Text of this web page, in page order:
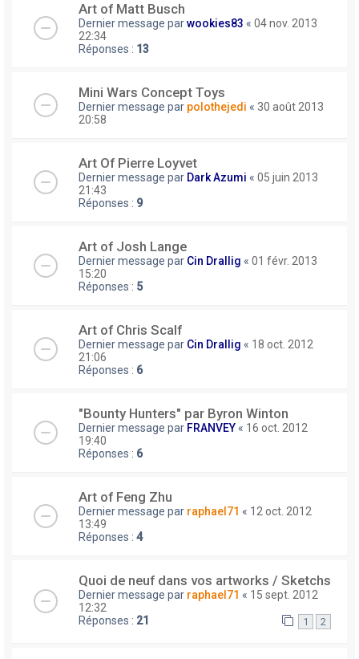
Art of Matt Busch
Dernier message parwookies83 « 04 nov. 2013
22:34
Réponses : 13
Mini Wars Concept Toys
Dernier message par polothejedi « 30 août 2013
20:58
Art Of Pierre Loyvet
Dernier message par Dark Azumi « 05 juin 2013
21:43
Réponses : 9
Art of Josh Lange
Dernier message par Cin Drallig « 01 févr. 2013
15:20
Réponses : 5
Art of Chris Scalf
Dernier message par Cin Drallig « 18 oct. 2012
21:06
Réponses : 6
"Bounty Hunters" par Byron Winton
Dernier message par FRANVEY « 16 oct. 2012
19:40
Réponses : 6
Art of Feng Zhu
Dernier message par raphael71 « 12 oct. 2012
13:49
Réponses : 4
Quoi de neuf dans vos artworks / Sketchs
Dernier message par raphael71 « 15 sept. 2012
12:32
Réponses : 21 1 2